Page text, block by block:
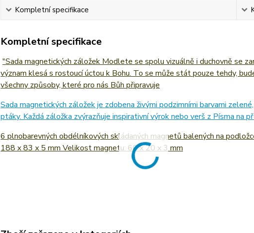
Kompletní specifikace
Kompletní specifikace
"Sada magnetických záložek Modlete se spolu vizuálně i duchovně se
význam klesá s rostoucí úctou k Bohu. To se může stát pouze tehdy,
všechny způsoby, které pro nás Bůh připravuje
Sada magnetických záložek je zdobena živými podzimními barvami
ptáky. Každá záložka zvýrazňuje inspirativní výrok nebo verš z Písma na
6 plnobarevných obdélníkových skládaných magnetů balených na
188 x 83 x 5 mm Velikost magnetu: 60 x 20 x 3 mm